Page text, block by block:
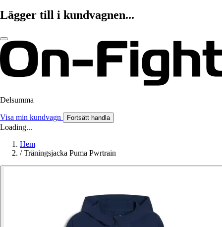
Lägger till i kundvagnen...
Delsumma
Visa min kundvagn Fortsätt handla
Loading...
Hem
/ Träningsjacka Puma Pwrtrain